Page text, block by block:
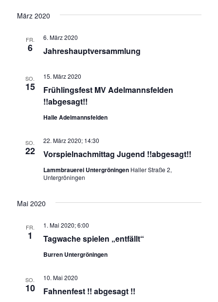
März 2020
FR.
6 Jahreshauptversammlung
6. März 2020
SO.
15
Frühlingsfest MV Adelmannsfelden
!!abgesagt!!
15. März 2020
Halle Adelmannsfelden
SO.
22 Vorspielnachmittag Jugend !!abgesagt!!
22. März 2020; 14:30
Lammbrauerei Untergröningen Haller Straße 2,
Untergröningen
Mai 2020
FR.
1 Tagwache spielen „entfällt“
1. Mai 2020; 6:00
Burren Untergröningen
SO.
10 Fahnenfest !! abgesagt !!
10. Mai 2020